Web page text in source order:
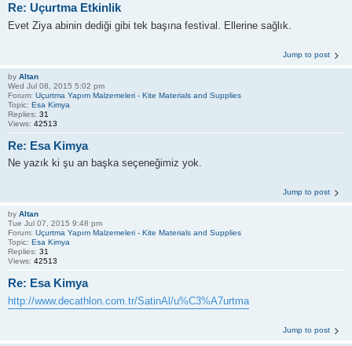
Re: Uçurtma Etkinlik
Evet Ziya abinin dediği gibi tek başına festival. Ellerine sağlık.
Jump to post
by Altan
Wed Jul 08, 2015 5:02 pm
Forum: Uçurtma Yapım Malzemeleri - Kite Materials and Supplies
Topic: Esa Kimya
Replies: 31
Views: 42513
Re: Esa Kimya
Ne yazık ki şu an başka seçeneğimiz yok.
Jump to post
by Altan
Tue Jul 07, 2015 9:48 pm
Forum: Uçurtma Yapım Malzemeleri - Kite Materials and Supplies
Topic: Esa Kimya
Replies: 31
Views: 42513
Re: Esa Kimya
http://www.decathlon.com.tr/SatinAl/u%C3%A7urtma
Jump to post